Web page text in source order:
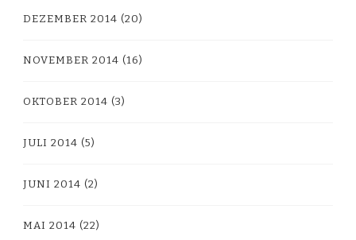
DEZEMBER 2014 (20)
NOVEMBER 2014 (16)
OKTOBER 2014 (3)
JULI 2014 (5)
JUNI 2014 (2)
MAI 2014 (22)